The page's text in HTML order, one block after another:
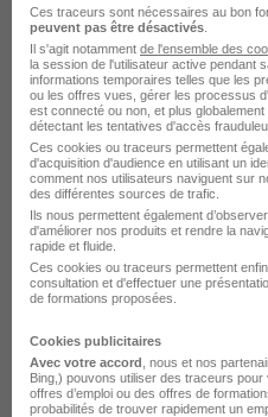
Monteur H/F
Adecco
Mortagne-sur-Sèvre - 85
Voir l’offre
Ces traceurs sont nécessaires au bon
peuvent pas être désactivés
Il s'agit notamment de l'ensemble des
la session de l'utilisateur active pendant
informations temporaires telles que les
ou les offres vues, gérer les processus
est connecté ou non, et plus
détectant les tentatives d'accès
Ces cookies ou traceurs permettent
d'acquisition d'audience en utilisant un
comment nos utilisateurs naviguent sur
des différentes sources de trafic.
Ils nous permettent également
d'améliorer nos produits et rendre la
rapide et fluide.
Ces cookies ou traceurs permettent
consultation et d'effectuer une
de formations proposées.
Cookies publicitaires
Avec votre accord , nous et nos
Bing,) pouvons utiliser des traceurs
offres d’emploi ou des offres de
probabilités de trouver rapidement un